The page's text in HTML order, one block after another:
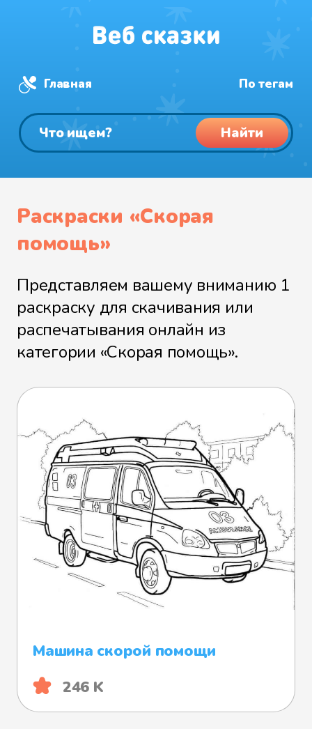
Главная По тегам
Найти
Раскраски «Скорая
помощь»
Представляем вашему вниманию 1
раскраску для скачивания или
распечатывания онлайн из
категории «Скорая помощь».
Машина скорой помощи
246 K